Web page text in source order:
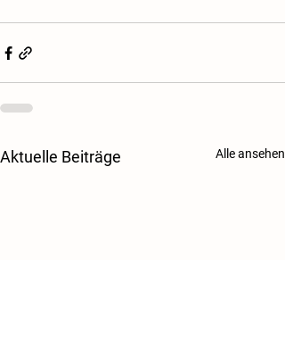
Aktuelle Beiträge Alle ansehen